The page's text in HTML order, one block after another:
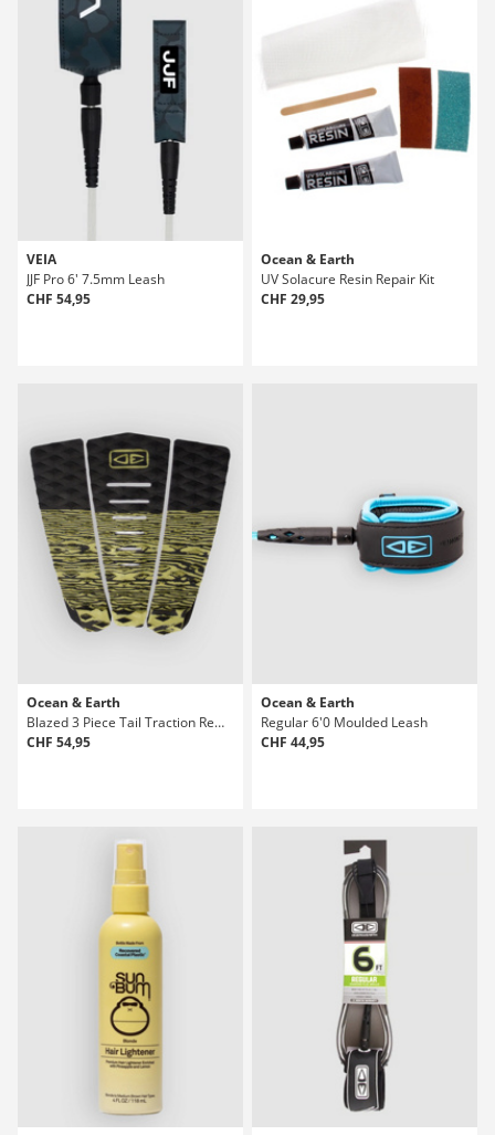
VEIA
JJF Pro 6' 7.5mm Leash
CHF 54,95
Ocean & Earth
UV Solacure Resin Repair Kit
CHF 29,95
Ocean & Earth
Blazed 3 Piece Tail Traction Rembourrage
CHF 54,95
Ocean & Earth
Regular 6'0 Moulded Leash
CHF 44,95